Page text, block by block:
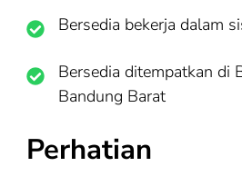
Bersedia bekerja dalam
Bersedia ditempatkan di
Bandung Barat
Perhatian